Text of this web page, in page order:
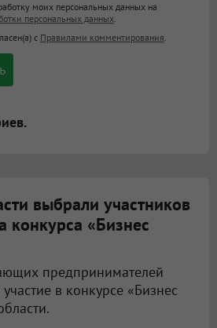
<i>, <em>, <s>, <big>,
<pre>, <ul>, <ol>, <li>,
экранирует HTML,
становятся
img] будет
моих персональных данных на
персональных данных
с Правилами комментирования
выбрали участников
конкурса «Бизнес
предпринимателей
в конкурсе «Бизнес